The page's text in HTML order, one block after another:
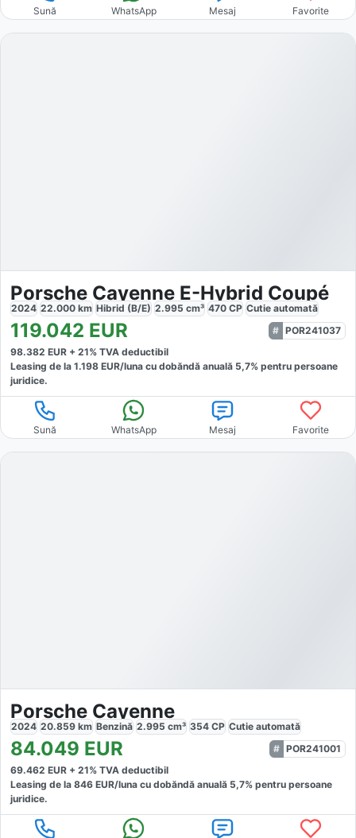
Sună WhatsApp Mesaj Favorite
Porsche Cayenne E-Hybrid Coupé
2024 22.000 km Hibrid (B/E) 2.995 cm³ 470 CP Cutie automată
119.042 EUR
POR241037
98.382 EUR + 21% TVA deductibil
Leasing de la 1.198 EUR/luna cu dobăndă anuală 5,7% pentru persoane
juridice.
Sună WhatsApp Mesaj Favorite
Porsche Cayenne
2024 20.859 km Benzină 2.995 cm³ 354 CP Cutie automată
84.049 EUR
POR241001
69.462 EUR + 21% TVA deductibil
Leasing de la 846 EUR/luna cu dobăndă anuală 5,7% pentru persoane
juridice.